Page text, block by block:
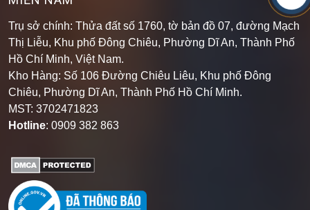
Trụ sở chính: Thửa đất số 1760, tờ bản đồ 07, đường Mạch
Thị Liễu, Khu phố Đông Chiêu, Phường Dĩ An, Thành Phố
Hồ Chí Minh, Việt Nam.
Kho Hàng: Số 106 Đường Chiêu Liêu, Khu phố Đông
Chiêu, Phường Dĩ An, Thành Phố Hồ Chí Minh.
MST: 3702471823
Hotline: 0909 382 863